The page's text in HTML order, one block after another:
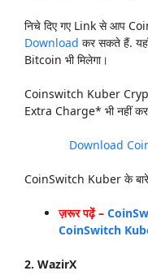
निचे दिए गए Link से आप
Download कर सकते हैं.
Bitcoin भी मिलेगा।
Coinswitch Kuber
Extra Charge* भी नहीं
Download
CoinSwitch Kuber के
ज़रूर पढ़ें –
CoinSwitch
2. WazirX